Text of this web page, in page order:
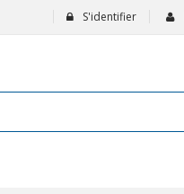
S'identifier